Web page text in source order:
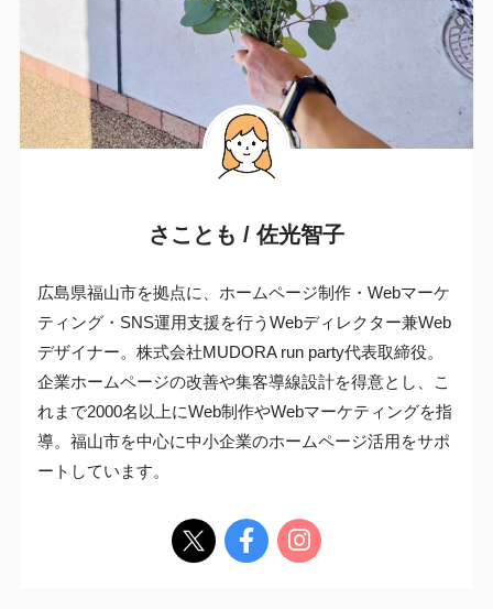
さことも / 佐光智子
広島県福山市を拠点に、ホームページ制作・Webマーケ
ティング・SNS運用支援を行うWebディレクター兼Web
デザイナー。株式会社MUDORA run party代表取締役。
企業ホームページの改善や集客導線設計を得意とし、こ
れまで2000名以上にWeb制作やWebマーケティングを指
導。福山市を中心に中小企業のホームページ活用をサポ
ートしています。